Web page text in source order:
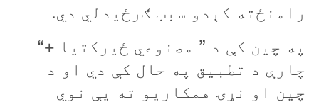
رامنځته کېدو سبب ګرځيدلي دي.
په چين کې د ” مصنوعي ځيرکتيا +“
چارې د تطبيق په حال کې دي او د
چين او نړۍ همکاريو ته يې نوي